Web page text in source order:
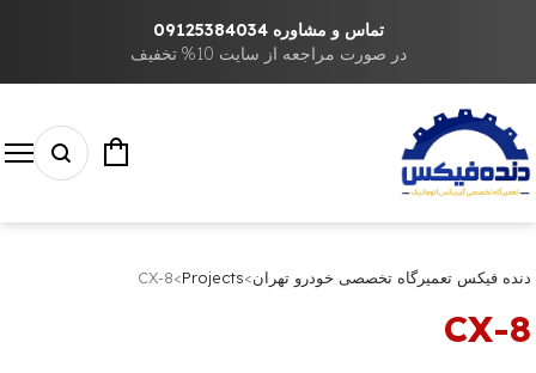
تماس و مشاوره 09125384034
در صورت مراجعه از سایت 10% تخفیف
دنده فیکس تعمیرگاه تخصصی خودرو تهران>
Projects
>
CX-8
CX-8